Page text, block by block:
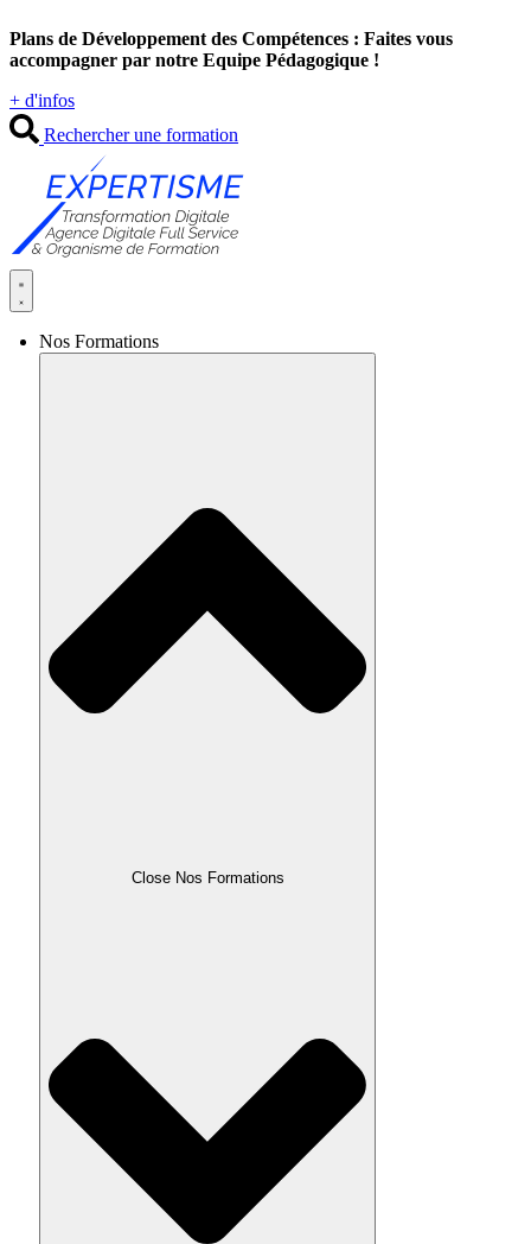
au
contenu
Plans de Développement des Compétences : Faites vous
accompagner par notre Equipe Pédagogique !
+ d'infos
Rechercher une formation
Nos Formations
Close Nos Formations